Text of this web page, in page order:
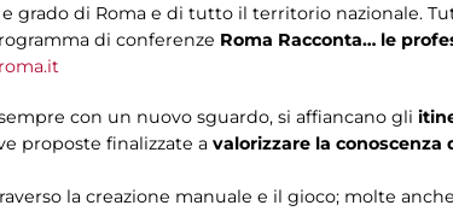
grado di Roma e di tutto il territorio nazionale.
di conferenze Roma Racconta… le
con un nuovo sguardo, si affiancano gli
proposte finalizzate a valorizzare la
la creazione manuale e il gioco; molte